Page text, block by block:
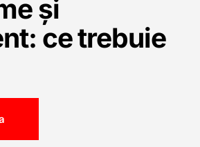
și
ce trebuie